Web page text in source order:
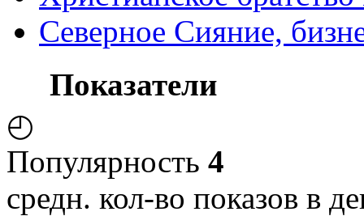
Северное Сияние,
Показатели
◴
Популярность 4
средн. кол-во показов в